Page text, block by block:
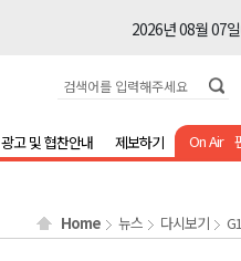
2026년 08월 07
2026년 08월 07일(
2026년 08월 07
2026년 08월 07
On Air
광고 및 협찬안내 제보하기
Home 뉴스 다시보기